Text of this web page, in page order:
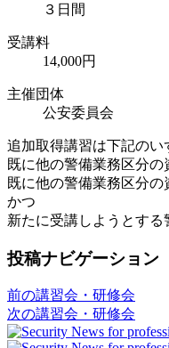
３日間
受講料
14,000円
主催団体
公安委員会
追加取得講習は下記のい
既に他の警備業務区分
既に他の警備業務区分
かつ
新たに受講しようとす
投稿ナビゲーション
前の講習会・研修会
次の講習会・研修会